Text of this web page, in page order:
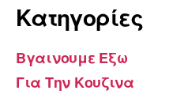
Kατηγορίες
Βγαινουμε Εξω
Για Την Κουζινα